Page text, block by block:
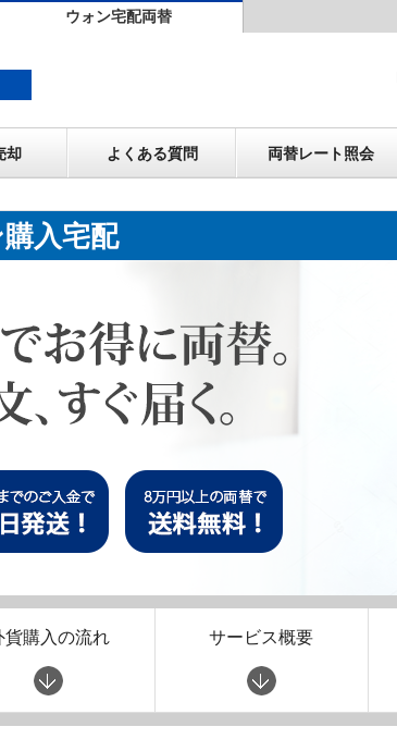
ウォン宅配両替
却 よくある質問 両替レート照会
ウォン売却
入宅配
貨購入の流れ サービス概要